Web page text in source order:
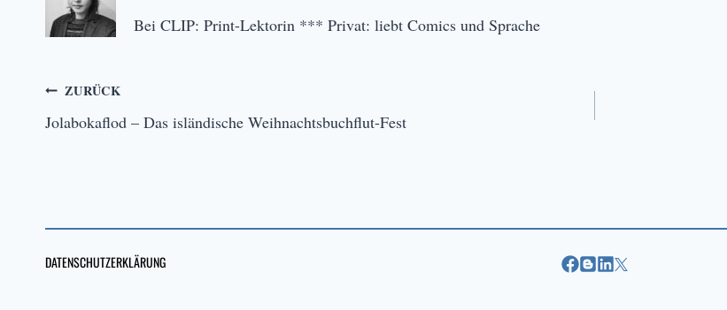
Bei CLIP: Print-Lektorin *** Privat: liebt Comics und Sprache
Beitragsnavigation
ZURÜCK
Jolabokaflod – Das isländische Weihnachtsbuchflut-Fest
DATENSCHUTZERKLÄRUNG